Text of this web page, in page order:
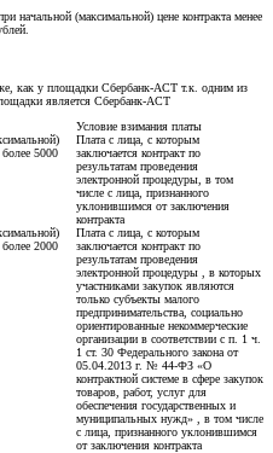
начальной (максимальной) цене контракта менее
как у площадки Сбербанк-АСТ т.к. одним из
является Сбербанк-АСТ
Условие взимания платы
5000
Плата с лица, с которым
заключается контракт по
результатам проведения
электронной процедуры, в том
числе с лица, признанного
уклонившимся от заключения
контракта
2000
Плата с лица, с которым
заключается контракт по
результатам проведения
электронной процедуры , в которых
участниками закупок являются
только субъекты малого
предпринимательства, социально
ориентированные некоммерческие
организации в соответствии с п. 1 ч.
1 ст. 30 Федерального закона от
05.04.2013 г. № 44-ФЗ «О
контрактной системе в сфере закупок
товаров, работ, услуг для
обеспечения государственных и
муниципальных нужд» , в том числе
с лица, признанного уклонившимся
от заключения контракта